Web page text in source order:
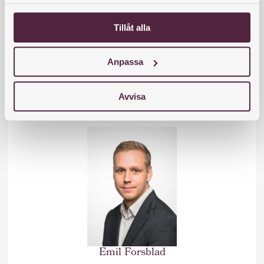
Tillåt alla
Anpassa
Avvisa
Clara Svensson
Jurist
clara.svensson@familjejuristen.nu
Emil Forsblad